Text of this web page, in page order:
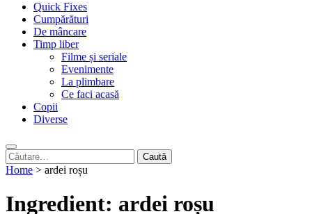
Quick Fixes
Cumpărături
De mâncare
Timp liber
Filme și seriale
Evenimente
La plimbare
Ce faci acasă
Copii
Diverse
Caută
după:
Home > ardei roșu
Ingredient: ardei roșu